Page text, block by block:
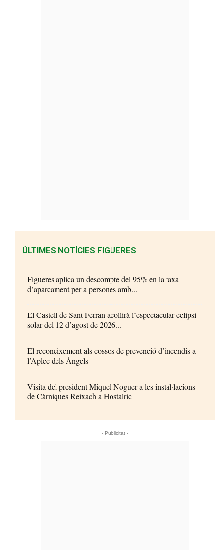
ÚLTIMES NOTÍCIES FIGUERES
Figueres aplica un descompte del 95% en la taxa
d’aparcament per a persones amb...
El Castell de Sant Ferran acollirà l’espectacular eclipsi
solar del 12 d’agost de 2026...
El reconeixement als cossos de prevenció d’incendis a
l’Aplec dels Àngels
Visita del president Miquel Noguer a les instal·lacions
de Càrniques Reixach a Hostalric
- Publicitat -